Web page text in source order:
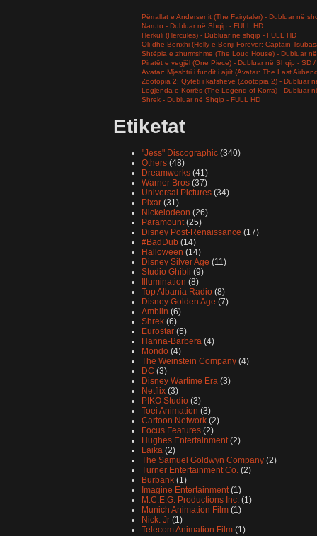
Përrallat e Andersenit (The Fairytaler) - Dubluar në
Naruto - Dubluar në Shqip - FULL HD
Herkuli (Hercules) - Dubluar në shqip - FULL HD
Oli dhe Benxhi (Holly e Benji Forever; Captain
Shtëpia e zhurmshme (The Loud House) - Dubluar
Piratët e vegjël (One Piece) - Dubluar në Shqip - SD /
Avatar: Mjeshtri i fundit i ajrit (Avatar: The Last
Zootopia 2: Qyteti i kafshëve (Zootopia 2) - Dubluar
Legjenda e Korrës (The Legend of Korra) - Dubluar
Shrek - Dubluar në Shqip - FULL HD
Etiketat
"Jess" Discographic (340)
Others (48)
Dreamworks (41)
Warner Bros (37)
Universal Pictures (34)
Pixar (31)
Nickelodeon (26)
Paramount (25)
Disney Post-Renaissance (17)
#BadDub (14)
Halloween (14)
Disney Silver Age (11)
Studio Ghibli (9)
Illumination (8)
Top Albania Radio (8)
Disney Golden Age (7)
Amblin (6)
Shrek (6)
Eurostar (5)
Hanna-Barbera (4)
Mondo (4)
The Weinstein Company (4)
DC (3)
Disney Wartime Era (3)
Netflix (3)
PIKO Studio (3)
Toei Animation (3)
Cartoon Network (2)
Focus Features (2)
Hughes Entertainment (2)
Laika (2)
The Samuel Goldwyn Company (2)
Turner Entertainment Co. (2)
Burbank (1)
Imagine Entertainment (1)
M.C.E.G. Productions Inc. (1)
Munich Animation Film (1)
Nick. Jr (1)
Telecom Animation Film (1)